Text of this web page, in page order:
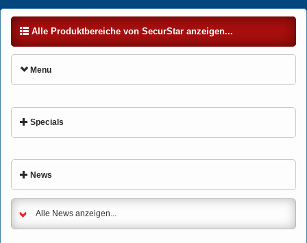
Alle Produktbereiche von SecurStar anzeigen...
Menu
Specials
News
Alle News anzeigen...